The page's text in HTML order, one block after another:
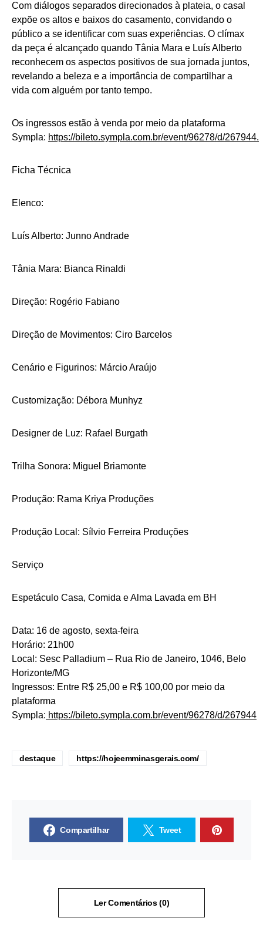
Com diálogos separados direcionados à plateia, o casal
expõe os altos e baixos do casamento, convidando o
público a se identificar com suas experiências. O clímax
da peça é alcançado quando Tânia Mara e Luís Alberto
reconhecem os aspectos positivos de sua jornada juntos,
revelando a beleza e a importância de compartilhar a
vida com alguém por tanto tempo.
Os ingressos estão à venda por meio da plataforma
Sympla: https://bileto.sympla.com.br/event/96278/d/267944.
Ficha Técnica
Elenco:
Luís Alberto: Junno Andrade
Tânia Mara: Bianca Rinaldi
Direção: Rogério Fabiano
Direção de Movimentos: Ciro Barcelos
Cenário e Figurinos: Márcio Araújo
Customização: Débora Munhyz
Designer de Luz: Rafael Burgath
Trilha Sonora: Miguel Briamonte
Produção: Rama Kriya Produções
Produção Local: Sílvio Ferreira Produções
Serviço
Espetáculo Casa, Comida e Alma Lavada em BH
Data: 16 de agosto, sexta-feira
Horário: 21h00
Local: Sesc Palladium – Rua Rio de Janeiro, 1046, Belo
Horizonte/MG
Ingressos: Entre R$ 25,00 e R$ 100,00 por meio da
plataforma
Sympla: https://bileto.sympla.com.br/event/96278/d/267944
destaque https://hojeemminasgerais.com/
Compartilhar Tweet
Ler Comentários (0)